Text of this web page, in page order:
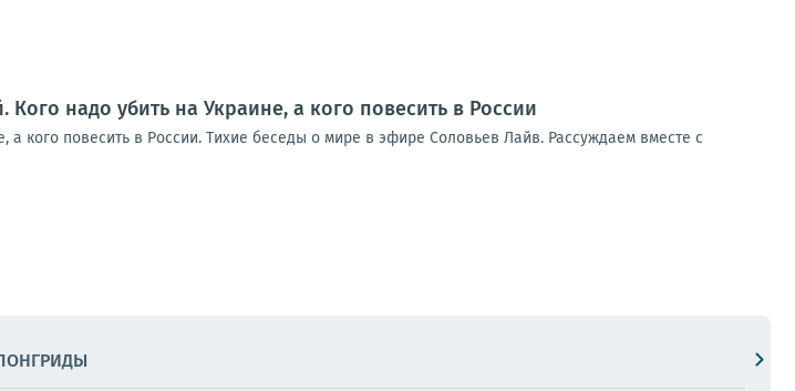
надо убить на Украине, а кого повесить в России
а кого повесить в России. Тихие беседы о мире в эфире Соловьев Лайв. Рассуждаем вместе с